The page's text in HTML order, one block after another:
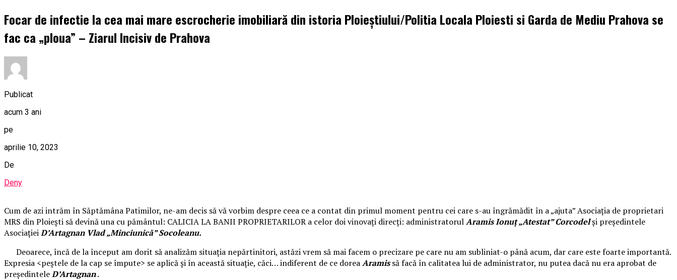
Focar de infectie la cea mai mare escrocherie imobiliară din istoria Ploieştiului/Politia Locala Ploiesti si Garda de Mediu Prahova se
fac ca „ploua” – Ziarul Incisiv de Prahova
Publicat
acum 3 ani
pe
aprilie 10, 2023
De
Deny
Cum de azi intrăm în Săptămâna Patimilor, ne-am decis să vă vorbim despre ceea ce a contat din primul moment pentru cei care s-au îngrămădit în a „ajuta” Asociația de proprietari
MRS din Ploiești să devină una cu pământul: CALICIA LA BANII PROPRIETARILOR a celor doi vinovați direcți: administratorulAramis Ionuț „Atestat” Corcodelși președintele
AsociațieiD’Artagnan Vlad „Minciunică” Socoleanu.
Deoarece, încă de la început am dorit să analizăm situația nepărtinitori, astăzi vrem să mai facem o precizare pe care nu am subliniat-o până acum, dar care este foarte importantă.
Expresia <peștele de la cap se împute> se aplică și în această situație, căci… indiferent de ce doreaAramissă facă în calitatea lui de administrator, nu putea dacă nu era aprobat de
președinteleD’Artagnan.